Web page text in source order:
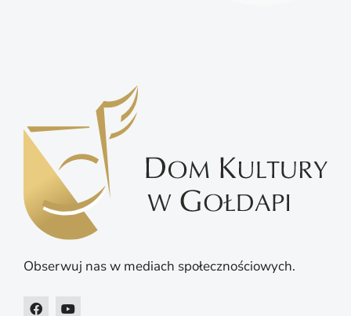
Obserwuj nas w mediach społecznościowych.